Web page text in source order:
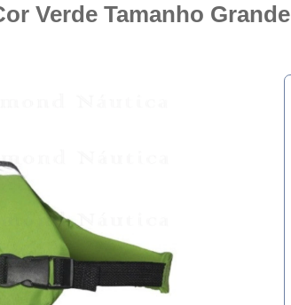
Verde Tamanho Grande